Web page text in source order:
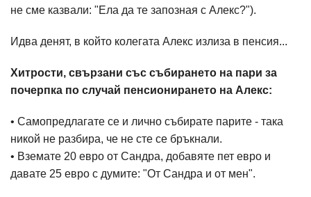
не сме казвали: "Ела да те запозная с Алекс?").
Идва денят, в който колегата Алекс излиза в пенсия...
Хитрости, свързани със събирането на пари за
почерпка по случай пенсионирането на Алекс:
• Самопредлагате се и лично събирате парите - така
никой не разбира, че не сте се бръкнали.
• Вземате 20 евро от Сандра, добавяте пет евро и
давате 25 евро с думите: "От Сандра и от мен".